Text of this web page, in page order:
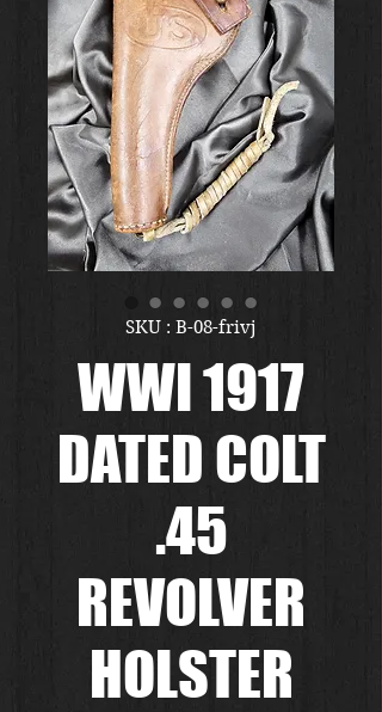
SKU : B-08-frivj
WWI 1917
DATED COLT
.45
REVOLVER
HOLSTER